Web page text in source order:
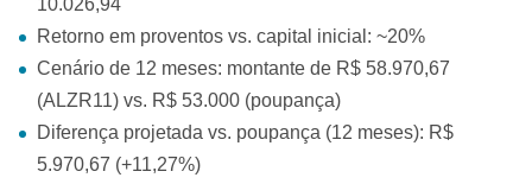
10.026,94
Retorno em proventos vs. capital inicial: ~20%
Cenário de 12 meses: montante de R$ 58.970,67
(ALZR11) vs. R$ 53.000 (poupança)
Diferença projetada vs. poupança (12 meses): R$
5.970,67 (+11,27%)